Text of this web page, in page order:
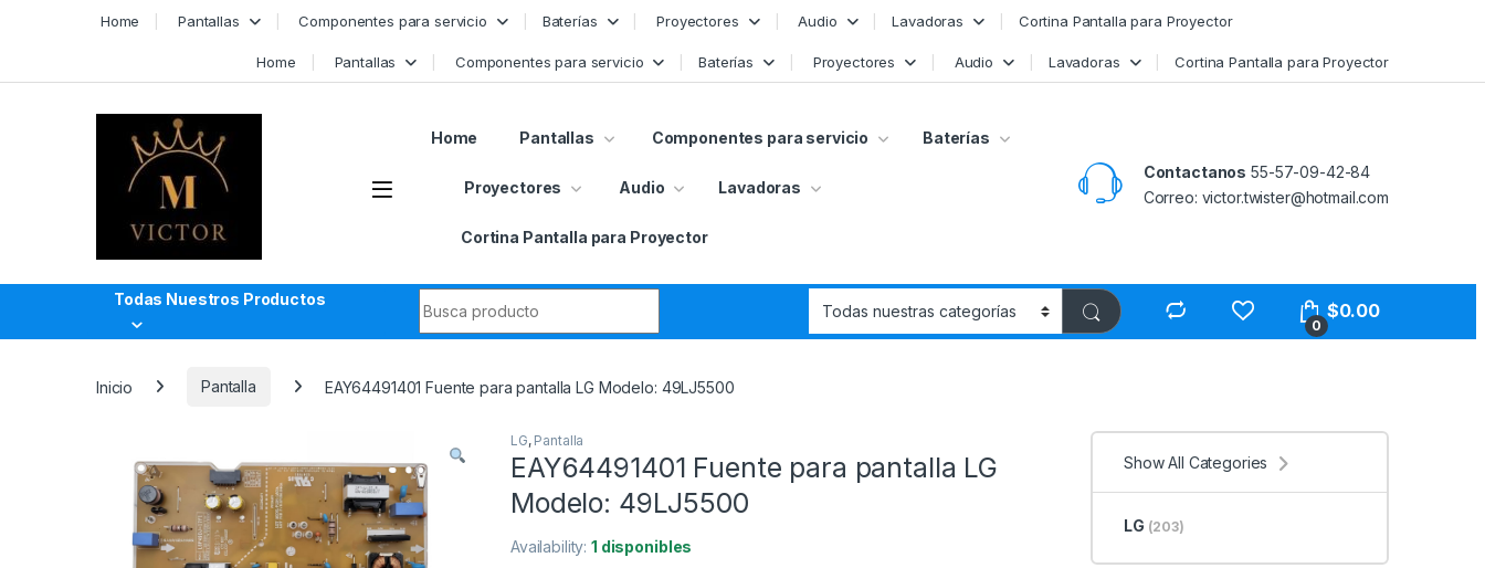
Home Pantallas Componentes para servicio Baterías Proyectores Audio Lavadoras Cortina Pantalla para Proyector
Home Pantallas Componentes para servicio Baterías Proyectores Audio Lavadoras Cortina Pantalla para Proyector
Home Pantallas Componentes para servicio Baterías
Proyectores Audio Lavadoras
Cortina Pantalla para Proyector
Contactanos 55-57-09-42-84
Correo: victor.twister@hotmail.com
Todas Nuestros Productos
0
$0.00
Inicio Pantalla EAY64491401 Fuente para pantalla LG Modelo: 49LJ5500
LG, Pantalla
EAY64491401 Fuente para pantalla LG
Modelo: 49LJ5500
Availability:1 disponibles
Show All Categories
LG (203)